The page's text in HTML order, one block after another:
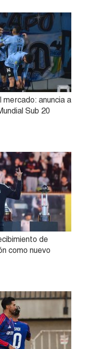
mercado: anuncia a
Sub 20
de
como nuevo